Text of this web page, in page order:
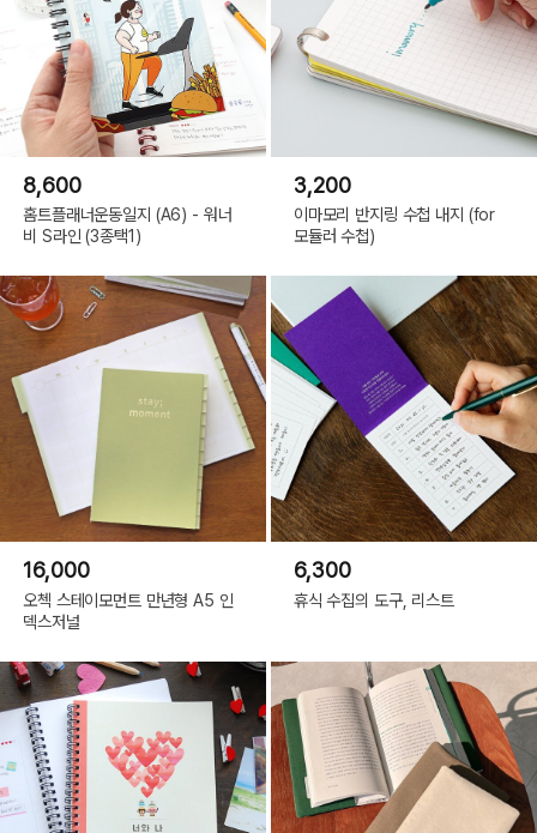
8,600
홈트플래너운동일지 (A6) - 워너
비 S라인 (3종택1)
3,200
이마모리 반지링 수첩 내지 (for
모듈러 수첩)
16,000
오첵 스테이모먼트 만년형 A5 인
덱스저널
6,300
휴식 수집의 도구, 리스트